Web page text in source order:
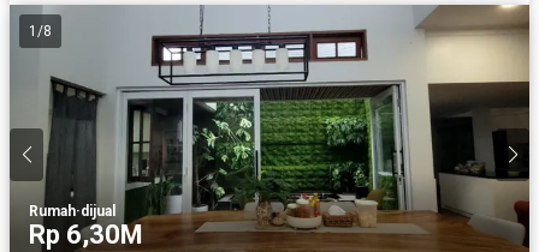
1 /8
Rumah·dijual
Rp 6,30M